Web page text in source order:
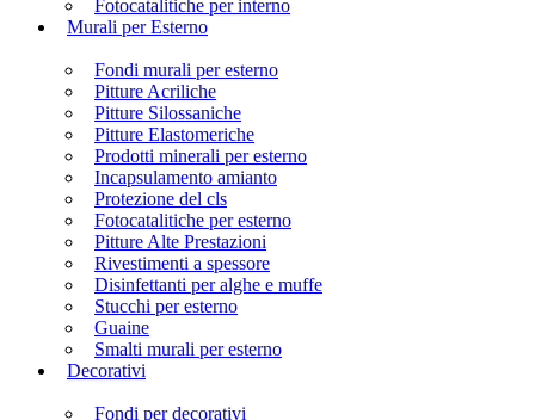
Fotocatalitiche per interno
Murali per Esterno
Fondi murali per esterno
Pitture Acriliche
Pitture Silossaniche
Pitture Elastomeriche
Prodotti minerali per esterno
Incapsulamento amianto
Protezione del cls
Fotocatalitiche per esterno
Pitture Alte Prestazioni
Rivestimenti a spessore
Disinfettanti per alghe e muffe
Stucchi per esterno
Guaine
Smalti murali per esterno
Decorativi
Fondi per decorativi